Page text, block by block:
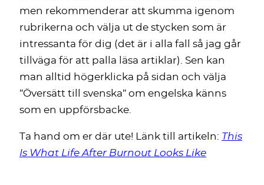
men rekommenderar att skumma igenom
rubrikerna och välja ut de stycken som är
intressanta för dig (det är i alla fall så jag går
tillväga för att palla läsa artiklar). Sen kan
man alltid högerklicka på sidan och välja
”Översätt till svenska” om engelska känns
som en uppförsbacke.
Ta hand om er där ute! Länk till artikeln: This
Is What Life After Burnout Looks Like